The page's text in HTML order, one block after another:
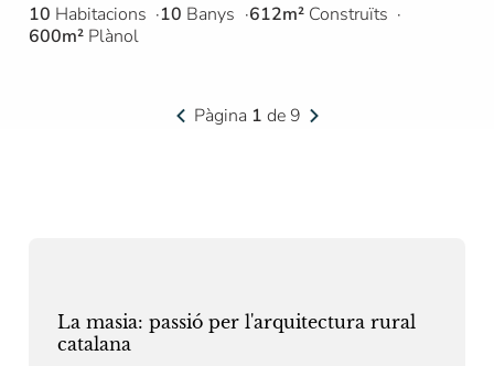
10 Habitacions 10 Banys 612m² Construïts
600m² Plànol
Pàgina 1 de 9
La masia: passió per l'arquitectura rural
catalana